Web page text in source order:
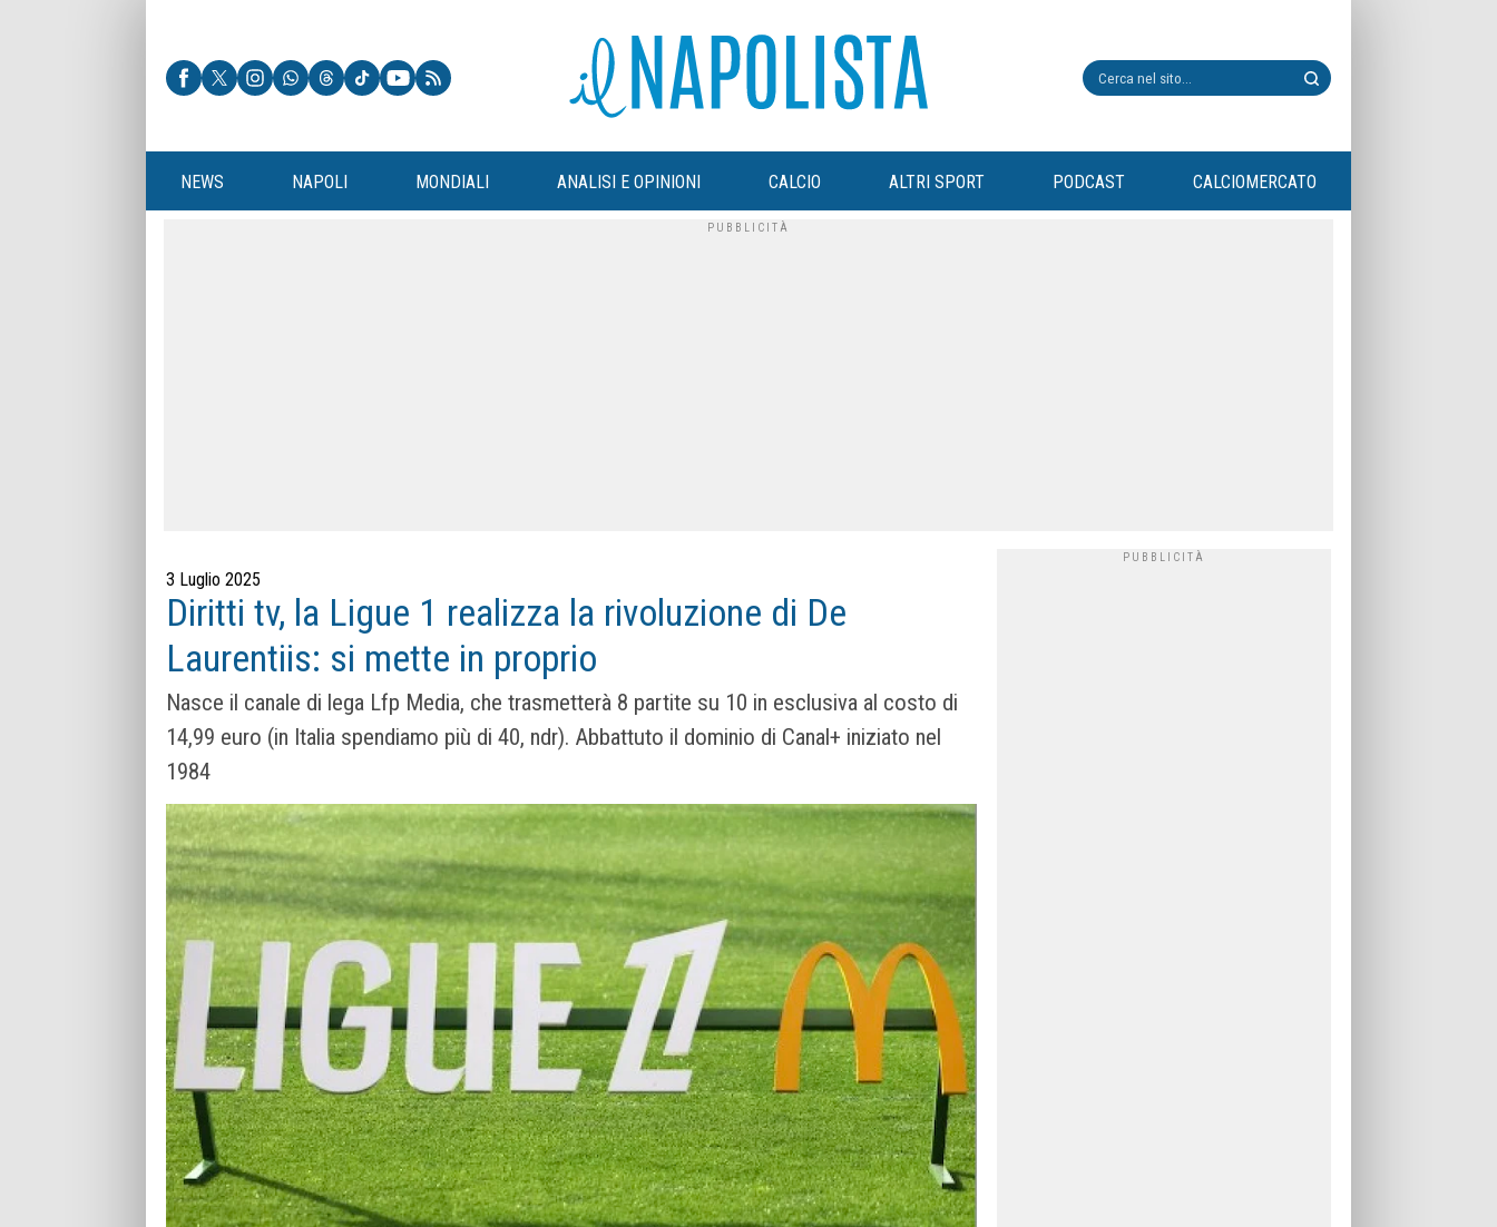
NEWS NAPOLI MONDIALI ANALISI E OPINIONI CALCIO ALTRI SPORT PODCAST CALCIOMERCATO
3 Luglio 2025
Diritti tv, la Ligue 1 realizza la rivoluzione di De
Laurentiis: si mette in proprio
Nasce il canale di lega Lfp Media, che trasmetterà 8 partite su 10 in esclusiva al costo di
14,99 euro (in Italia spendiamo più di 40, ndr). Abbattuto il dominio di Canal+ iniziato nel
1984